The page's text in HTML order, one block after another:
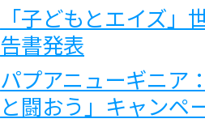
「子どもとエイズ
告書発表
パプアニューギニア
と闘おう」キャンペ